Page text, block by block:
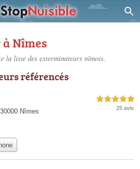
Nîmes
la liste des exterminateurs nîmois.
référencés
Nîmes
5,0 étoiles sur 5
25 avis